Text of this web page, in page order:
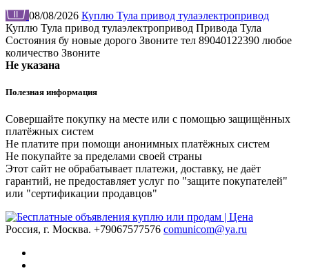
08/08/2026 Куплю Тула привод тулаэлектропривод
Куплю Тула привод тулаэлектропривод Привода Тула
Состояния бу новые дорого Звоните тел 89040122390 любое
количество Звоните
Не указана
Полезная информация
Совершайте покупку на месте или с помощью защищённых
платёжных систем
Не платите при помощи анонимных платёжных систем
Не покупайте за пределами своей страны
Этот сайт не обрабатывает платежи, доставку, не даёт
гарантий, не предоставляет услуг по "защите покупателей"
или "сертификации продавцов"
Россия, г. Москва. +79067577576 comunicom@ya.ru